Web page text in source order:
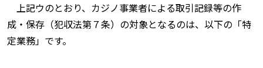
上記ウのとおり、カジノ事業者による取引記録等の作
成・保存（犯収法第７条）の対象となるのは、以下の「特
定業務」です。